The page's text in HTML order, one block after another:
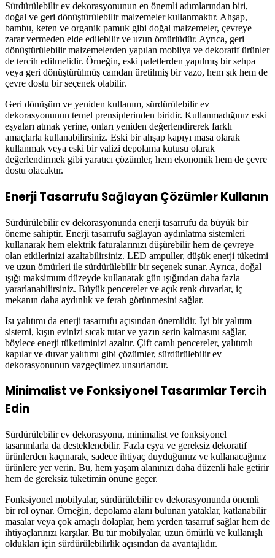
Sürdürülebilir ev dekorasyonunun en önemli adımlarından biri,
doğal ve geri dönüştürülebilir malzemeler kullanmaktır. Ahşap,
bambu, keten ve organik pamuk gibi doğal malzemeler, çevreye
zarar vermeden elde edilebilir ve uzun ömürlüdür. Ayrıca, geri
dönüştürülebilir malzemelerden yapılan mobilya ve dekoratif ürünler
de tercih edilmelidir. Örneğin, eski paletlerden yapılmış bir sehpa
veya geri dönüştürülmüş camdan üretilmiş bir vazo, hem şık hem de
çevre dostu bir seçenek olabilir.
Geri dönüşüm ve yeniden kullanım, sürdürülebilir ev
dekorasyonunun temel prensiplerinden biridir. Kullanmadığınız eski
eşyaları atmak yerine, onları yeniden değerlendirerek farklı
amaçlarla kullanabilirsiniz. Eski bir ahşap kapıyı masa olarak
kullanmak veya eski bir valizi depolama kutusu olarak
değerlendirmek gibi yaratıcı çözümler, hem ekonomik hem de çevre
dostu olacaktır.
Enerji Tasarrufu Sağlayan Çözümler Kullanın
Sürdürülebilir ev dekorasyonunda enerji tasarrufu da büyük bir
öneme sahiptir. Enerji tasarrufu sağlayan aydınlatma sistemleri
kullanarak hem elektrik faturalarınızı düşürebilir hem de çevreye
olan etkilerinizi azaltabilirsiniz. LED ampuller, düşük enerji tüketimi
ve uzun ömürleri ile sürdürülebilir bir seçenek sunar. Ayrıca, doğal
ışığı maksimum düzeyde kullanarak gün ışığından daha fazla
yararlanabilirsiniz. Büyük pencereler ve açık renk duvarlar, iç
mekanın daha aydınlık ve ferah görünmesini sağlar.
Isı yalıtımı da enerji tasarrufu açısından önemlidir. İyi bir yalıtım
sistemi, kışın evinizi sıcak tutar ve yazın serin kalmasını sağlar,
böylece enerji tüketiminizi azaltır. Çift camlı pencereler, yalıtımlı
kapılar ve duvar yalıtımı gibi çözümler, sürdürülebilir ev
dekorasyonunun vazgeçilmez unsurlarıdır.
Minimalist ve Fonksiyonel Tasarımlar Tercih
Edin
Sürdürülebilir ev dekorasyonu, minimalist ve fonksiyonel
tasarımlarla da desteklenebilir. Fazla eşya ve gereksiz dekoratif
ürünlerden kaçınarak, sadece ihtiyaç duyduğunuz ve kullanacağınız
ürünlere yer verin. Bu, hem yaşam alanınızı daha düzenli hale getirir
hem de gereksiz tüketimin önüne geçer.
Fonksiyonel mobilyalar, sürdürülebilir ev dekorasyonunda önemli
bir rol oynar. Örneğin, depolama alanı bulunan yataklar, katlanabilir
masalar veya çok amaçlı dolaplar, hem yerden tasarruf sağlar hem de
ihtiyaçlarınızı karşılar. Bu tür mobilyalar, uzun ömürlü ve kullanışlı
oldukları için sürdürülebilirlik açısından da avantajlıdır.